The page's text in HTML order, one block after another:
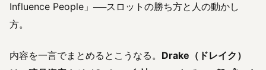
Influence People」──スロットの勝ち方と人の動かし
方。
内容を一言でまとめるとこうなる。 Drake（ドレイク）